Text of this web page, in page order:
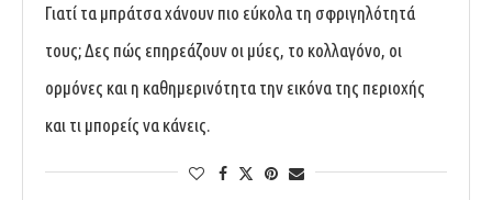
Γιατί τα μπράτσα χάνουν πιο εύκολα τη σφριγηλότητά
τους; Δες πώς επηρεάζουν οι μύες, το κολλαγόνο, οι
ορμόνες και η καθημερινότητα την εικόνα της περιοχής
και τι μπορείς να κάνεις.